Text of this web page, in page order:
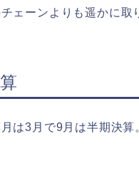
ェーンよりも遥かに取
は3月で9月は半期決算